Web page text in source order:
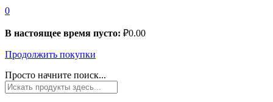
0
В настоящее время пусто: ₽0.00
Продолжить покупки
Просто начните поиск...